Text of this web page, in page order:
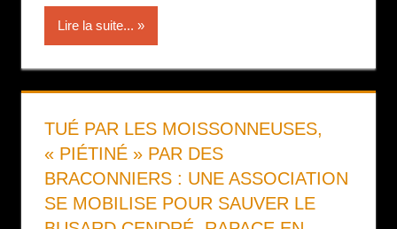
Lire la suite...
TUÉ PAR LES MOISSONNEUSES,
« PIÉTINÉ » PAR DES
BRACONNIERS : UNE ASSOCIATION
SE MOBILISE POUR SAUVER LE